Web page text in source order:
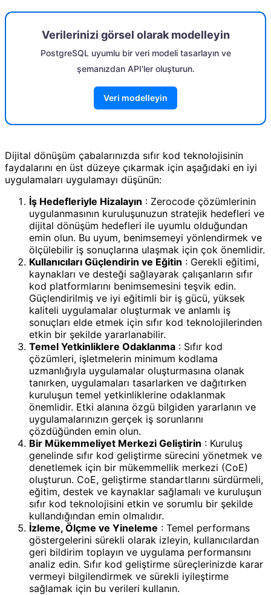
Verilerinizi görsel olarak modelleyin
PostgreSQL uyumlu bir veri modeli tasarlayın ve
şemanızdan API'ler oluşturun.
Veri modelleyin
Dijital dönüşüm çabalarınızda sıfır kod teknolojisinin
faydalarını en üst düzeye çıkarmak için aşağıdaki en iyi
uygulamaları uygulamayı düşünün:
İş Hedefleriyle Hizalayın : Zerocode çözümlerinin
uygulanmasının kuruluşunuzun stratejik hedefleri ve
dijital dönüşüm hedefleri ile uyumlu olduğundan
emin olun. Bu uyum, benimsemeyi yönlendirmek ve
ölçülebilir iş sonuçlarına ulaşmak için çok önemlidir.
Kullanıcıları Güçlendirin ve Eğitin : Gerekli eğitimi,
kaynakları ve desteği sağlayarak çalışanların sıfır
kod platformlarını benimsemesini teşvik edin.
Güçlendirilmiş ve iyi eğitimli bir iş gücü, yüksek
kaliteli uygulamalar oluşturmak ve anlamlı iş
sonuçları elde etmek için sıfır kod teknolojilerinden
etkin bir şekilde yararlanabilir.
Temel Yetkinliklere Odaklanma : Sıfır kod
çözümleri, işletmelerin minimum kodlama
uzmanlığıyla uygulamalar oluşturmasına olanak
tanırken, uygulamaları tasarlarken ve dağıtırken
kuruluşun temel yetkinliklerine odaklanmak
önemlidir. Etki alanına özgü bilgiden yararlanın ve
uygulamalarınızın gerçek iş sorunlarını
çözdüğünden emin olun.
Bir Mükemmeliyet Merkezi Geliştirin : Kuruluş
genelinde sıfır kod geliştirme sürecini yönetmek ve
denetlemek için bir mükemmellik merkezi (CoE)
oluşturun. CoE, geliştirme standartlarını sürdürmeli,
eğitim, destek ve kaynaklar sağlamalı ve kuruluşun
sıfır kod teknolojisini etkin ve sorumlu bir şekilde
kullandığından emin olmalıdır.
İzleme, Ölçme ve Yineleme : Temel performans
göstergelerini sürekli olarak izleyin, kullanıcılardan
geri bildirim toplayın ve uygulama performansını
analiz edin. Sıfır kod geliştirme süreçlerinizde karar
vermeyi bilgilendirmek ve sürekli iyileştirme
sağlamak için bu verileri kullanın.